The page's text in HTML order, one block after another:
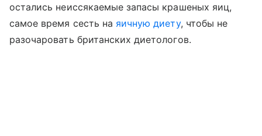
остались неиссякаемые запасы крашеных яиц,
самое время сесть на яичную диету, чтобы не
разочаровать британских диетологов.